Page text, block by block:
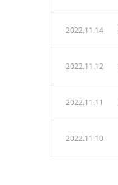
2022.11.14
2022.11.12
2022.11.11
2022.11.10